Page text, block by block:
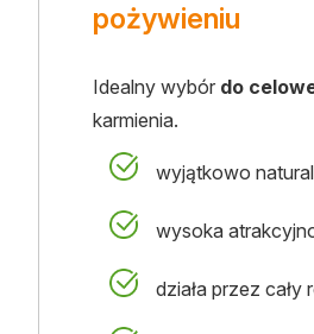
pożywieniu
Idealny wybór do
karmienia.
wyjątkowo
wysoka
działa przez cały